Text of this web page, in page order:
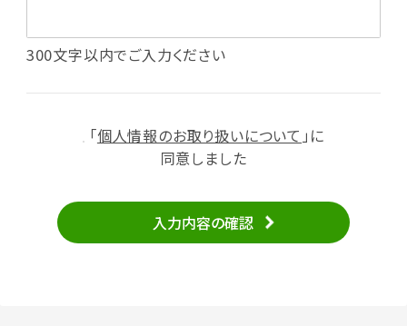
・投稿したクチコミ情報、写真の本サービスへの
・メールマガジン、お知らせ、広告等の配信
（2）ユーザーからのお問い合わせへの対応
せの内容確認、返答
・当サービスの品質改善
300文字以内でご入力ください
「個人情報のお取り扱いについて 」に
同意しました
入力内容の確認